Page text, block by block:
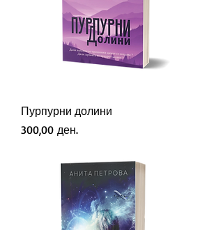
Пурпурни долини
Price
300,00 ден.